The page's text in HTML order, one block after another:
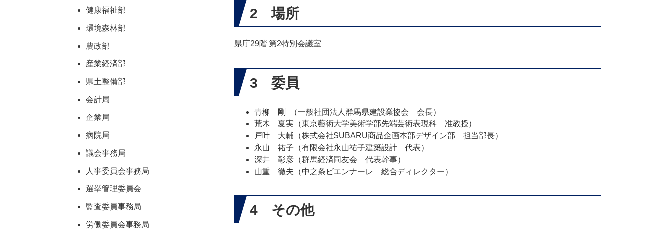
2 場所
県庁29階 第2特別会議室
​3 委員
青柳 剛 （一般社団法人群馬県建設業協会 会長）
荒木 夏実（東京藝術大学美術学部先端芸術表現科 准教授）
戸叶 大輔（株式会社SUBARU商品企画本部デザイン部 担当部長）
永山 祐子（有限会社永山祐子建築設計 代表）
深井 彰彦（群馬経済同友会 代表幹事）
山重 徹夫（中之条ビエンナーレ 総合ディレクター）
4 その他
健康福祉部
環境森林部
農政部
産業経済部
県土整備部
会計局
企業局
病院局
議会事務局
人事委員会事務局
選挙管理委員会
監査委員事務局
労働委員会事務局